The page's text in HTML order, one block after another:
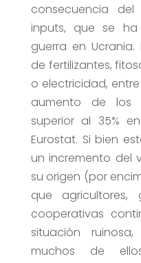
consecuencia
inputs, que se
guerra en
de fertilizantes,
o electricidad,
aumento de los
superior al 35%
Eurostat. Si bien
un incremento del
su origen (por
que agricultores,
cooperativas
situación
muchos de